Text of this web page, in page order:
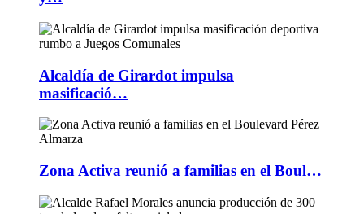
Alcaldía de Girardot impulsa
masificació…
Zona Activa reunió a familias en el Boul…